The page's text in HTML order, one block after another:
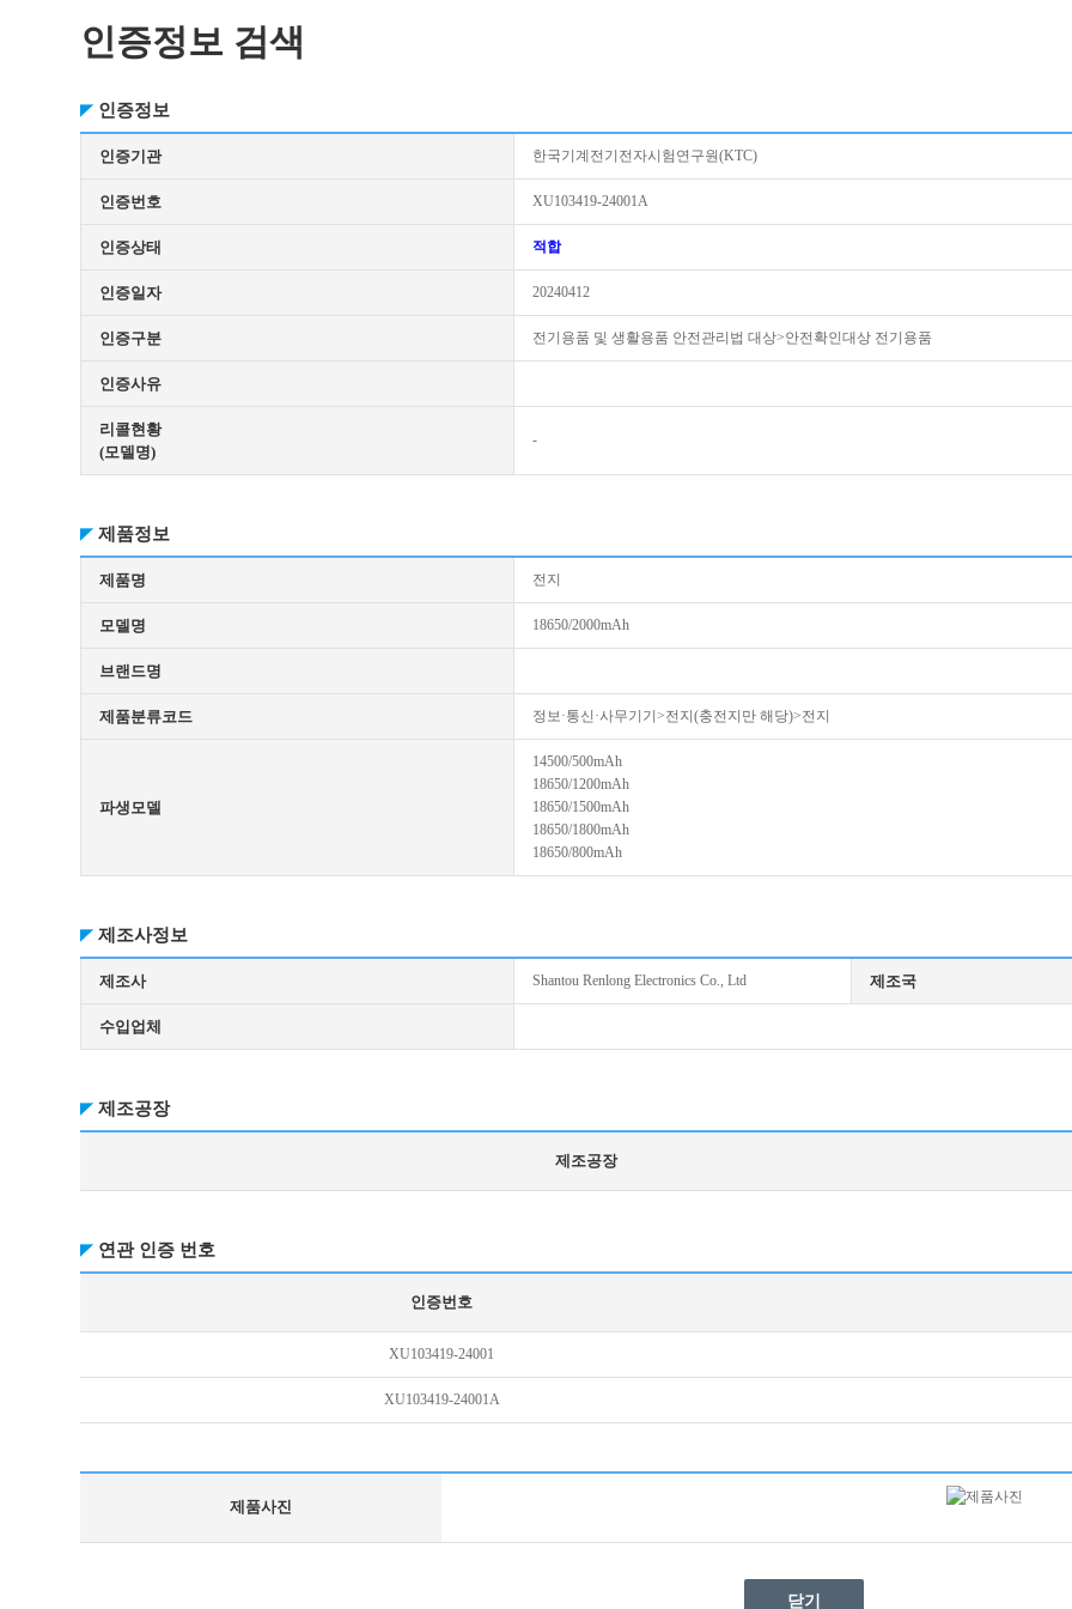
인증정보 검색
인증정보
인증기관 한국기계전기전자시험연구원(KTC)
인증번호 XU103419-24001A
인증상태 적합
인증일자 20240412
인증구분 전기용품 및 생활용품 안전관리법 대상>안전확인대상 전기용품
인증사유
리콜현황
(모델명)
-
제품정보
제품명 전지
모델명 18650/2000mAh
브랜드명
제품분류코드 정보·통신·사무기기>전지(충전지만 해당)>전지
파생모델
14500/500mAh
18650/1200mAh
18650/1500mAh
18650/1800mAh
18650/800mAh
제조사정보
제조사 Shantou Renlong Electronics Co., Ltd 제조국
수입업체
제조공장
제조공장
연관 인증 번호
인증번호
XU103419-24001
XU103419-24001A
제품사진
닫기